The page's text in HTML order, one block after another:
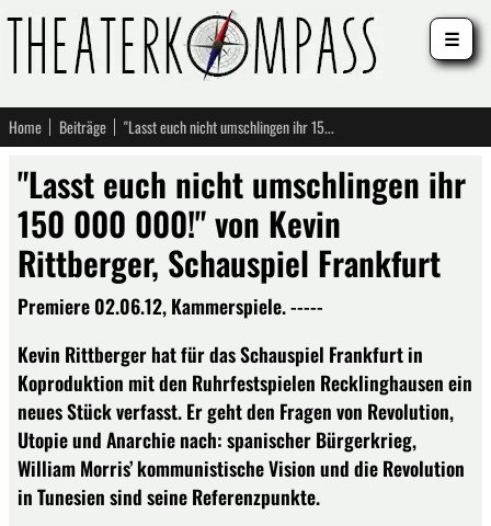
Home Beiträge "Lasst euch nicht umschlingen ihr 150 000 000!" von Kevin Rittberger, Schauspiel Frankfurt
"Lasst euch nicht umschlingen ihr
150 000 000!" von Kevin
Rittberger, Schauspiel Frankfurt
Premiere 02.06.12, Kammerspiele. -----
Kevin Rittberger hat für das Schauspiel Frankfurt in
Koproduktion mit den Ruhrfestspielen Recklinghausen ein
neues Stück verfasst. Er geht den Fragen von Revolution,
Utopie und Anarchie nach: spanischer Bürgerkrieg,
William Morris’ kommunistische Vision und die Revolution
in Tunesien sind seine Referenzpunkte.
☰